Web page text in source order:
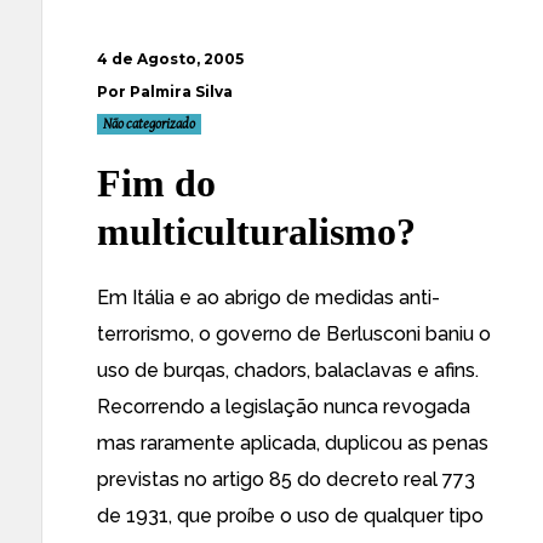
4 de Agosto, 2005
Por Palmira Silva
Não categorizado
Fim do
multiculturalismo?
Em Itália e ao abrigo de medidas anti-
terrorismo, o governo de Berlusconi baniu o
uso de burqas, chadors, balaclavas e afins.
Recorrendo a legislação nunca revogada
mas raramente aplicada, duplicou as penas
previstas no artigo 85 do decreto real 773
de 1931, que proíbe o uso de qualquer tipo